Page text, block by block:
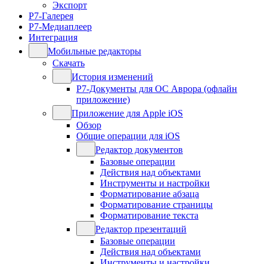
Экспорт
Р7-Галерея
Р7-Медиаплеер
Интеграция
Мобильные редакторы
Скачать
История изменений
Р7-Документы для ОС Аврора (офлайн
приложение)
Приложение для Apple iOS
Обзор
Общие операции для iOS
Редактор документов
Базовые операции
Действия над объектами
Инструменты и настройки
Форматирование абзаца
Форматирование страницы
Форматирование текста
Редактор презентаций
Базовые операции
Действия над объектами